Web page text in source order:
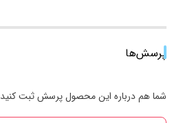
پرسش‌ها
شما هم درباره این محصول پرسش ثبت کنید